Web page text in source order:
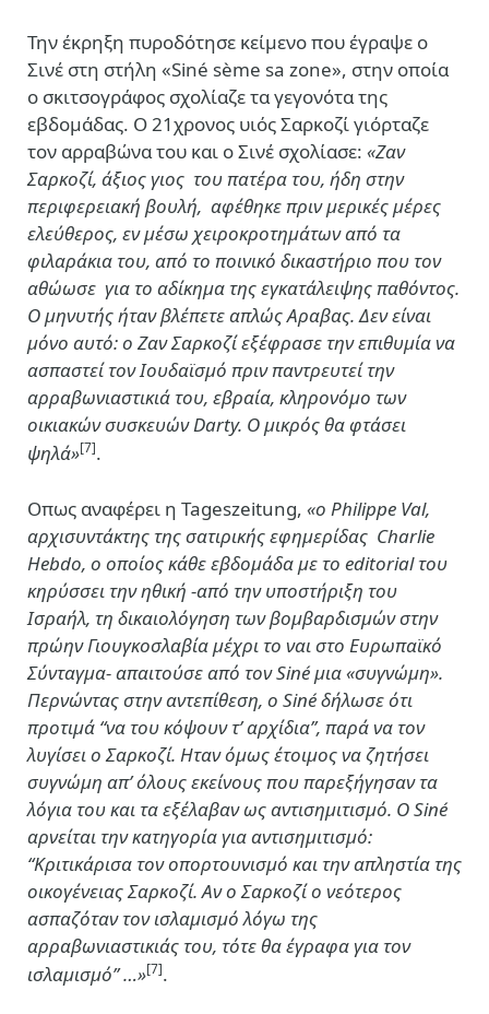
Την έκρηξη πυροδότησε κείμενο που έγραψε ο
Σινέ στη στήλη «Siné sème sa zone», στην οποία
ο σκιτσογράφος σχολίαζε τα γεγονότα της
εβδομάδας. Ο 21χρονος υιός Σαρκοζί γιόρταζε
τον αρραβώνα του και ο Σινέ σχολίασε: «Ζαν
Σαρκοζί, άξιος γιος του πατέρα του, ήδη στην
περιφερειακή βουλή, αφέθηκε πριν μερικές μέρες
ελεύθερος, εν μέσω χειροκροτημάτων από τα
φιλαράκια του, από το ποινικό δικαστήριο που τον
αθώωσε για το αδίκημα της εγκατάλειψης παθόντος.
Ο μηνυτής ήταν βλέπετε απλώς Αραβας. Δεν είναι
μόνο αυτό: ο Ζαν Σαρκοζί εξέφρασε την επιθυμία να
ασπαστεί τον Ιουδαϊσμό πριν παντρευτεί την
αρραβωνιαστικιά του, εβραία, κληρονόμο των
οικιακών συσκευών Darty. Ο μικρός θα φτάσει
ψηλά»[7].
Οπως αναφέρει η Tageszeitung, «ο Philippe Val,
αρχισυντάκτης της σατιρικής εφημερίδας Charlie
Hebdo, ο οποίος κάθε εβδομάδα με το editorial του
κηρύσσει την ηθική -από την υποστήριξη του
Ισραήλ, τη δικαιολόγηση των βομβαρδισμών στην
πρώην Γιουγκοσλαβία μέχρι το ναι στο Ευρωπαϊκό
Σύνταγμα- απαιτούσε από τον Siné μια «συγνώμη».
Περνώντας στην αντεπίθεση, ο Siné δήλωσε ότι
προτιμά “να του κόψουν τ’ αρχίδια’’, παρά να τον
λυγίσει ο Σαρκοζί. Ηταν όμως έτοιμος να ζητήσει
συγνώμη απ’ όλους εκείνους που παρεξήγησαν τα
λόγια του και τα εξέλαβαν ως αντισημιτισμό. Ο Siné
αρνείται την κατηγορία για αντισημιτισμό:
“Κριτικάρισα τον οπορτουνισμό και την απληστία της
οικογένειας Σαρκοζί. Αν ο Σαρκοζί ο νεότερος
ασπαζόταν τον ισλαμισμό λόγω της
αρραβωνιαστικιάς του, τότε θα έγραφα για τον
ισλαμισμό’’ …»[7].